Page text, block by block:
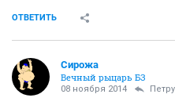
ОТВЕТИТЬ
Сирожа
Вечный рыцарь БЗ
08 ноября 2014